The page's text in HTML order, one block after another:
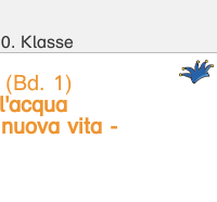
Klasse
1)
vita -